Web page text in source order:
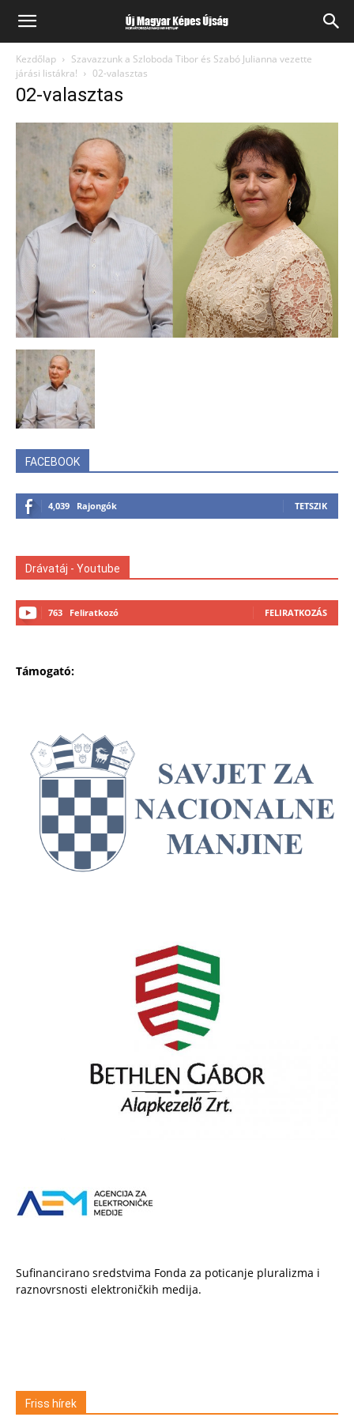
Kezdőlap
Szavazzunk a Szloboda Tibor és Szabó Julianna vezette
járási listákra!
02-valasztas
02-valasztas
FACEBOOK
4,039 Rajongók TETSZIK
Drávatáj - Youtube
763 Feliratkozó FELIRATKOZÁS
Támogató:
Sufinancirano sredstvima Fonda za poticanje pluralizma i
raznovrsnosti elektroničkih medija.
Friss hírek